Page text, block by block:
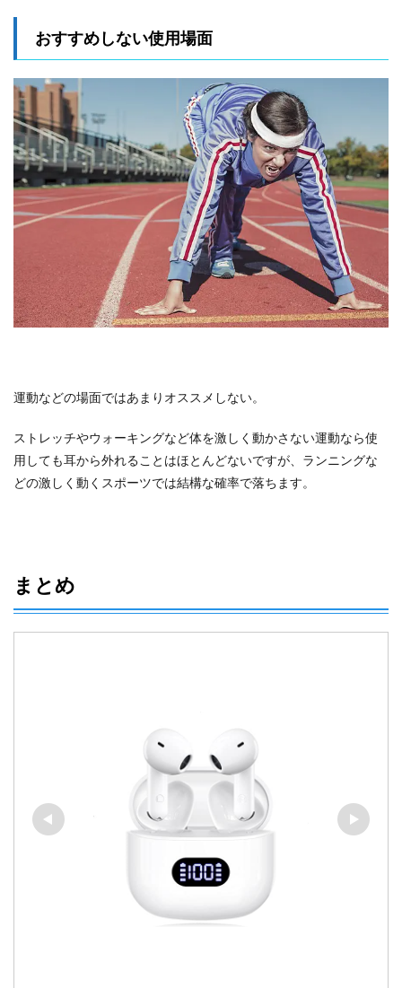
おすすめしない使用場面
運動などの場面ではあまりオススメしない。
ストレッチやウォーキングなど体を激しく動かさない運動なら使
用しても耳から外れることはほとんどないですが、ランニングな
どの激しく動くスポーツでは結構な確率で落ちます。
まとめ